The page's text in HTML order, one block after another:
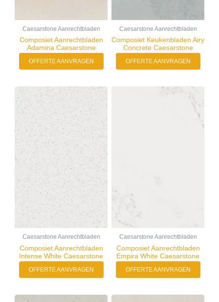
Caesarstone Aanrechtbladen
Composiet Aanrechtbladen
Adamina Caesarstone
OFFERTE AANVRAGEN
Caesarstone Aanrechtbladen
Composiet Keukenbladen Airy
Concrete Caesarstone
OFFERTE AANVRAGEN
Caesarstone Aanrechtbladen
Composiet Aanrechtbladen
Intense White Caesarstone
OFFERTE AANVRAGEN
Caesarstone Aanrechtbladen
Composiet Aanrechtbladen
Empira White Caesarstone
OFFERTE AANVRAGEN